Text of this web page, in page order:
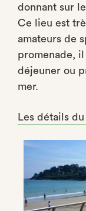
donnant sur
Ce lieu est
amateurs de
promenade,
déjeuner ou
mer.
Les détails